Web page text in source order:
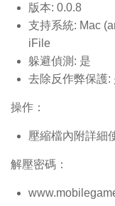
版本: 0.0.8
支持系統: Mac
iFile
躲避偵測: 是
去除反作弊保護:
操作：
壓縮檔內附詳細
解壓密碼：